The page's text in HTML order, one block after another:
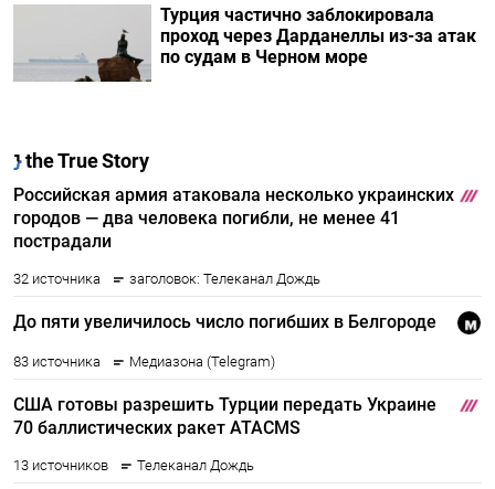
Турция частично заблокировала
проход через Дарданеллы из-за атак
по судам в Черном море